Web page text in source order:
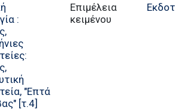
:
"Επτά
[τ.4]
Επιμέλεια
κειμένου